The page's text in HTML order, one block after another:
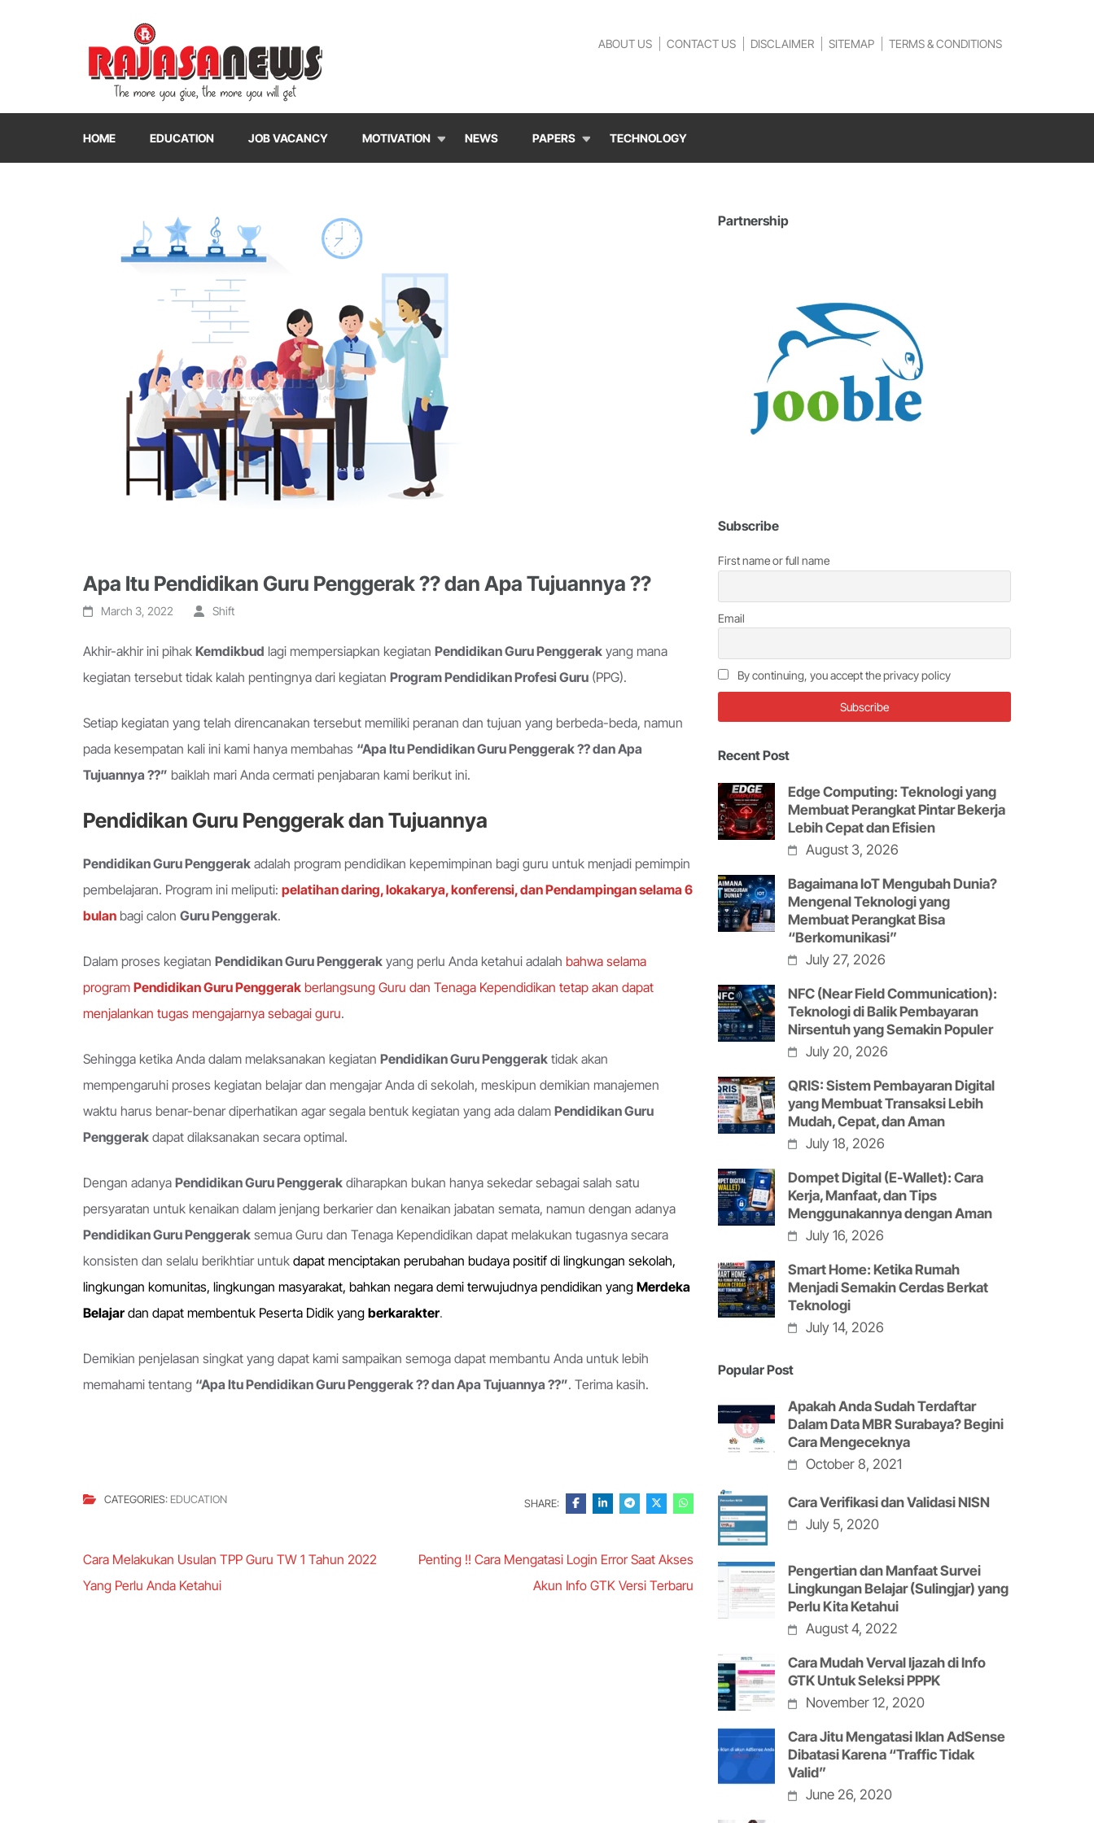
RajasaNews
"The more you give, the more you will get"
ABOUT US CONTACT US DISCLAIMER SITEMAP TERMS & CONDITIONS
HOME EDUCATION JOB VACANCY MOTIVATION NEWS PAPERS TECHNOLOGY
Apa Itu Pendidikan Guru Penggerak ?? dan Apa Tujuannya ??
March 3, 2022 Shift
Akhir-akhir ini pihak Kemdikbud lagi mempersiapkan kegiatan Pendidikan Guru Penggerak yang mana
kegiatan tersebut tidak kalah pentingnya dari kegiatan Program Pendidikan Profesi Guru (PPG).
Setiap kegiatan yang telah direncanakan tersebut memiliki peranan dan tujuan yang berbeda-beda, namun
pada kesempatan kali ini kami hanya membahas “Apa Itu Pendidikan Guru Penggerak ?? dan Apa
Tujuannya ??” baiklah mari Anda cermati penjabaran kami berikut ini.
Pendidikan Guru Penggerak dan Tujuannya
Pendidikan Guru Penggerak adalah program pendidikan kepemimpinan bagi guru untuk menjadi pemimpin
pembelajaran. Program ini meliputi: pelatihan daring, lokakarya, konferensi, dan Pendampingan selama 6
bulan bagi calon Guru Penggerak.
Dalam proses kegiatan Pendidikan Guru Penggerak yang perlu Anda ketahui adalah bahwa selama
program Pendidikan Guru Penggerak berlangsung Guru dan Tenaga Kependidikan tetap akan dapat
menjalankan tugas mengajarnya sebagai guru.
Sehingga ketika Anda dalam melaksanakan kegiatan Pendidikan Guru Penggerak tidak akan
mempengaruhi proses kegiatan belajar dan mengajar Anda di sekolah, meskipun demikian manajemen
waktu harus benar-benar diperhatikan agar segala bentuk kegiatan yang ada dalam Pendidikan Guru
Penggerak dapat dilaksanakan secara optimal.
Dengan adanya Pendidikan Guru Penggerak diharapkan bukan hanya sekedar sebagai salah satu
persyaratan untuk kenaikan dalam jenjang berkarier dan kenaikan jabatan semata, namun dengan adanya
Pendidikan Guru Penggerak semua Guru dan Tenaga Kependidikan dapat melakukan tugasnya secara
konsisten dan selalu berikhtiar untuk dapat menciptakan perubahan budaya positif di lingkungan sekolah,
lingkungan komunitas, lingkungan masyarakat, bahkan negara demi terwujudnya pendidikan yang Merdeka
Belajar dan dapat membentuk Peserta Didik yang berkarakter.
Demikian penjelasan singkat yang dapat kami sampaikan semoga dapat membantu Anda untuk lebih
memahami tentang “Apa Itu Pendidikan Guru Penggerak ?? dan Apa Tujuannya ??”. Terima kasih.
CATEGORIES: EDUCATION SHARE:
Post
navigation
Cara Melakukan Usulan TPP Guru TW 1 Tahun 2022
Yang Perlu Anda Ketahui
Penting !! Cara Mengatasi Login Error Saat Akses
Akun Info GTK Versi Terbaru
Partnership
Subscribe
First name or full name
Email
By continuing, you accept the privacy policy
Recent Post
Edge Computing: Teknologi yang
Membuat Perangkat Pintar Bekerja
Lebih Cepat dan Efisien
August 3, 2026
Bagaimana IoT Mengubah Dunia?
Mengenal Teknologi yang
Membuat Perangkat Bisa
“Berkomunikasi”
July 27, 2026
NFC (Near Field Communication):
Teknologi di Balik Pembayaran
Nirsentuh yang Semakin Populer
July 20, 2026
QRIS: Sistem Pembayaran Digital
yang Membuat Transaksi Lebih
Mudah, Cepat, dan Aman
July 18, 2026
Dompet Digital (E-Wallet): Cara
Kerja, Manfaat, dan Tips
Menggunakannya dengan Aman
July 16, 2026
Smart Home: Ketika Rumah
Menjadi Semakin Cerdas Berkat
Teknologi
July 14, 2026
Popular Post
Apakah Anda Sudah Terdaftar
Dalam Data MBR Surabaya? Begini
Cara Mengeceknya
October 8, 2021
Cara Verifikasi dan Validasi NISN
July 5, 2020
Pengertian dan Manfaat Survei
Lingkungan Belajar (Sulingjar) yang
Perlu Kita Ketahui
August 4, 2022
Cara Mudah Verval Ijazah di Info
GTK Untuk Seleksi PPPK
November 12, 2020
Cara Jitu Mengatasi Iklan AdSense
Dibatasi Karena “Traffic Tidak
Valid”
June 26, 2020